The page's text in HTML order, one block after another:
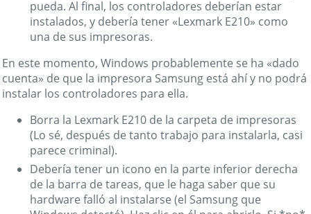
pueda. Al final, los controladores deberían estar
instalados, y debería tener «Lexmark E210» como
una de sus impresoras.
En este momento, Windows probablemente se ha «dado
cuenta» de que la impresora Samsung está ahí y no podrá
instalar los controladores para ella.
Borra la Lexmark E210 de la carpeta de impresoras
(Lo sé, después de tanto trabajo para instalarla, casi
parece criminal).
Debería tener un icono en la parte inferior derecha
de la barra de tareas, que le haga saber que su
hardware falló al instalarse (el Samsung que